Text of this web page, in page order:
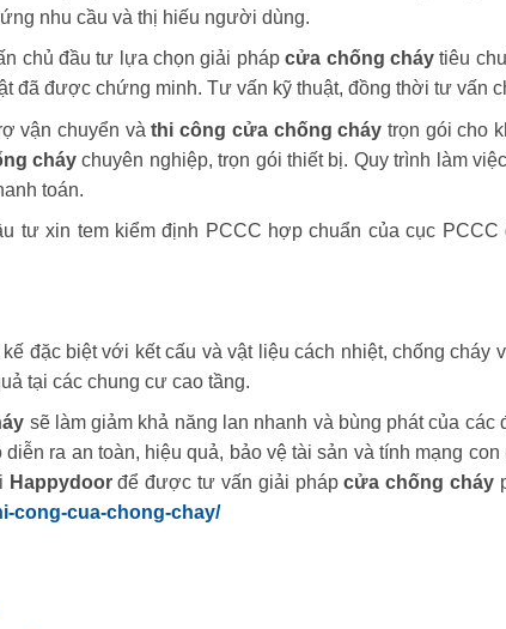
nhu cầu và thị hiếu người dùng.
chủ đầu tư lựa chọn giải phápcửa chống cháytiêu
đã được chứng minh. Tư vấn kỹ thuật, đồng thời tư vấn
vận chuyển vàthi công cửa chống cháy trọn gói cho
cháy chuyên nghiệp, trọn gói thiết bị. Quy trình làm
toán.
tư xin tem kiểm định PCCC hợp chuẩn của cục PCCC
đặc biệt với kết cấu và vật liệu cách nhiệt, chống cháy
tại các chung cư cao tầng.
sẽ làm giảm khả năng lan nhanh và bùng phát của các
ra an toàn, hiệu quả, bảo vệ tài sản và tính mạng
Happydoorđể được tư vấn giải phápcửa chống cháy
cong-cua-chong-chay/